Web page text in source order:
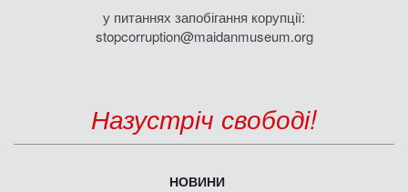
у питаннях запобігання корупції:
stopcorruption@maidanmuseum.org
Назустріч свободі!
НОВИНИ